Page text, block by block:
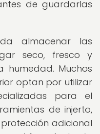
de guardarlas
almacenar las
seco, fresco y
Muchos
optan por utilizar
para el
de injerto,
adicional